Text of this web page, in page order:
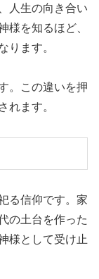
人生の向き合い
様を知るほど、
ります。
。この違いを押
れます。
る信仰です。家
の土台を作った
様として受け止